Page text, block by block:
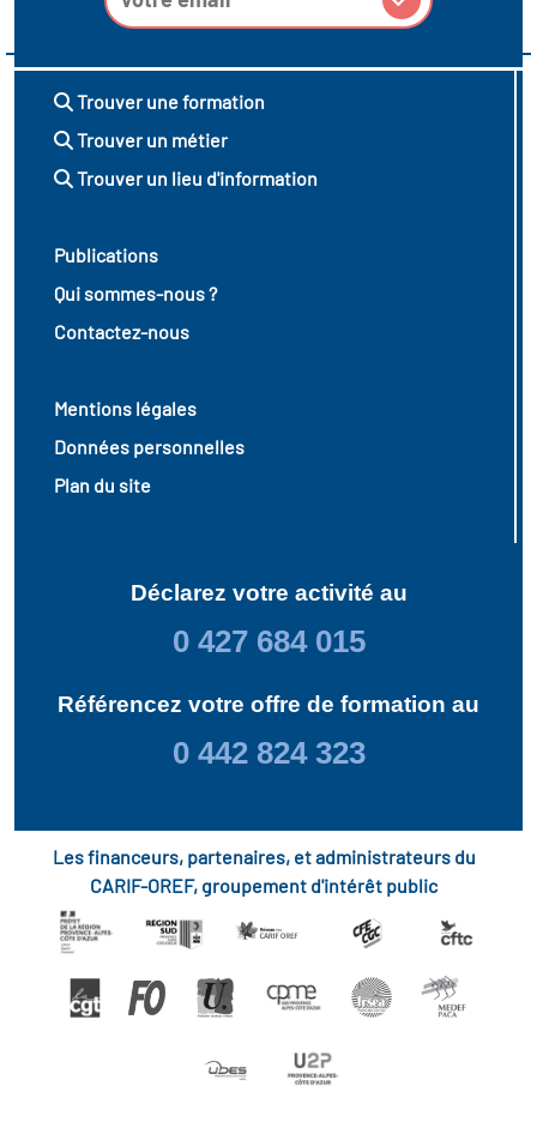
Trouver une formation
Trouver un métier
Trouver un lieu d'information
Publications
Qui sommes-nous ?
Contactez-nous
Mentions légales
Données personnelles
Plan du site
Déclarez votre activité au
0 427 684 015
Référencez votre offre de formation au
0 442 824 323
Les financeurs, partenaires, et administrateurs du
CARIF-OREF, groupement d'intérêt public